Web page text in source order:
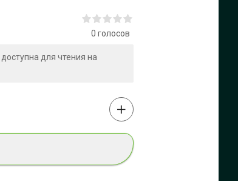
0 голосов
для чтения на